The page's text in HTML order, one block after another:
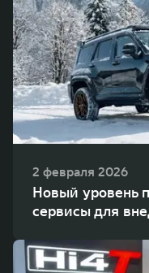
2 февраля 2026
Новый уровень
сервисы для